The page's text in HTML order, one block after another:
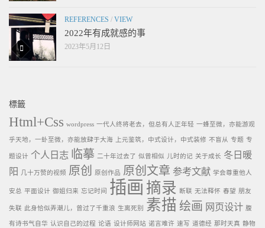
REFERENCES / VIEW
2022年有成就感的事
2023年5月12日
標籤
Html+Css wordpress 一代人终将老去，但总有人正年轻 一蜂至微，亦能游观
乎天地，一虲至微，亦能放肆于大海 上元鉴筑，中式设计，中式装修 不盲从 专题 专
题设计 个人日志 临摹 二十年过去了 似曾相似 儿时的记 关于成长 冬日暖
阳
几十万赞的视频 原创 原创作品 原创文章 参考文献 学会尊重他人
安总 平面设计 御姐归来 忘记时间 插画 摘录 断联 无法释怀 春望 朋友
失联 此身恰似弄潮儿，曾过了千重浪 生离死别 素描 绘画 网页设计 腹
有诗书气自华 认识自己的过程 论语 设计师网站 诺言难许 速写 道德经 那时天真 静物